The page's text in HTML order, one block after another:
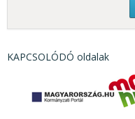
KAPCSOLÓDÓ oldalak